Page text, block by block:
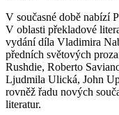
V současné době nabízí
V oblasti překladové
vydání díla Vladimira
předních světových
Rushdie, Roberto
Ljudmila Ulická, John
rovněž řadu nových
literatur.